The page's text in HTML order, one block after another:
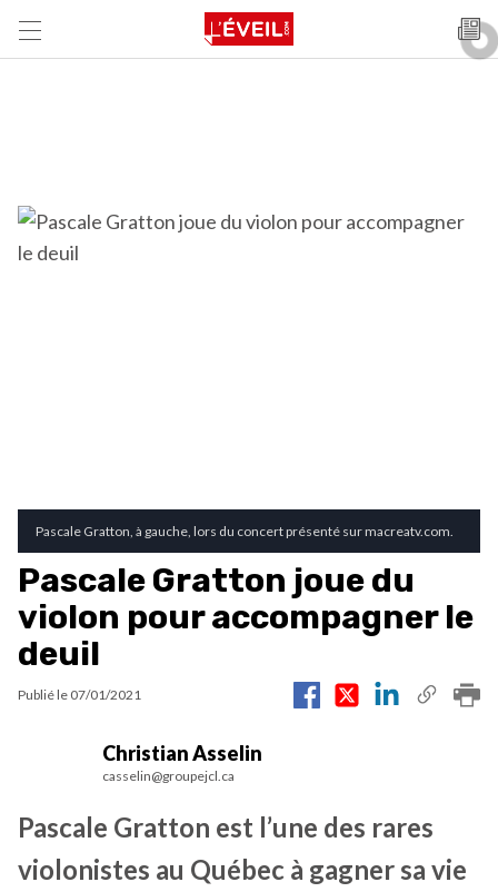
Pascale Gratton, à gauche, lors du concert présenté sur macreatv.com.
Pascale Gratton joue du
violon pour accompagner le
deuil
Publié le 07/01/2021
Christian Asselin
casselin@groupejcl.ca
Pascale Gratton est l’une des rares
violonistes au Québec à gagner sa vie